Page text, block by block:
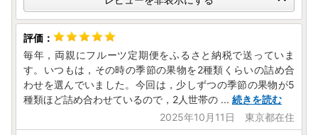
毎年，両親にフルーツ定期便をふるさと納税で送っていま
す。いつもは，その時の季節の果物を2種類くらいの詰め合
わせを選んでいました。今回は，少しずつの季節の果物が5
種類ほど詰め合わせているので，2人世帯の ... 続きを読む
2025年10月11日 東京都在住